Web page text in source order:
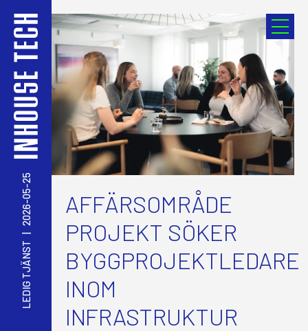
LEDIG TJÄNST
2026-05-25
AFFÄRSOMRÅDE
PROJEKT SÖKER
BYGGPROJEKTLEDARE
INOM
INFRASTRUKTUR